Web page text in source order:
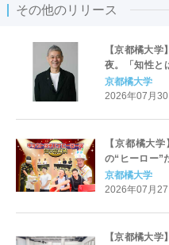
その他のリリース
【京都橘大
夜。「知性と
×『仏教の知
科開設記念講
京都橘大学
2026年07月
【京都橘大
の“ヒーロー”
専門分野の視
京都橘大学
2026年07月
【京都橘大